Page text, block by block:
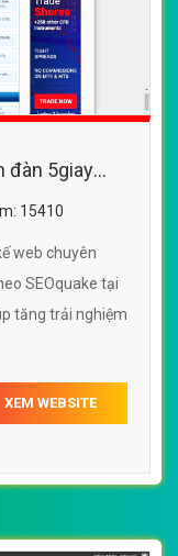
đàn 5giay
15410
web chuyên
SEOquake tại
tăng trải nghiệm
XEM WEBSITE